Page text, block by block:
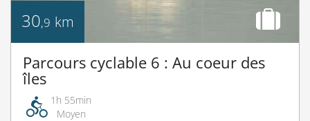
30,9 km
Parcours cyclable 6 : Au coeur des
îles
1h 55min
Moyen